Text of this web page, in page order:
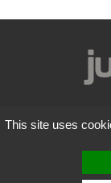
This site uses